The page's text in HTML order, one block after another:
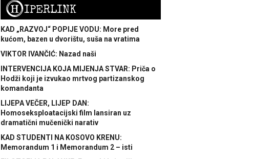
HIPERLINK
KAD „RAZVOJ“ POPIJE VODU: More pred
kućom, bazen u dvorištu, suša na vratima
VIKTOR IVANČIĆ: Nazad naši
INTERVENCIJA KOJA MIJENJA STVAR: Priča o
Hodži koji je izvukao mrtvog partizanskog
komandanta
LIJEPA VEČER, LIJEP DAN:
Homoseksploatacijski film lansiran uz
dramatični mučenički narativ
KAD STUDENTI NA KOSOVO KRENU:
Memorandum 1 i Memorandum 2 – isti